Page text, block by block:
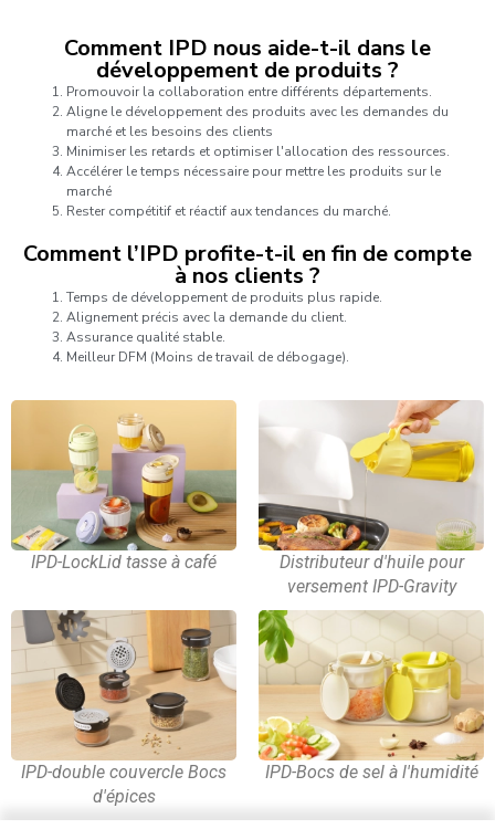
Comment IPD nous aide-t-il dans le
développement de produits ?
Promouvoir la collaboration entre différents départements.
Aligne le développement des produits avec les demandes du
marché et les besoins des clients
Minimiser les retards et optimiser l'allocation des ressources.
Accélérer le temps nécessaire pour mettre les produits sur le
marché
Rester compétitif et réactif aux tendances du marché.
Comment l’IPD profite-t-il en fin de compte
à nos clients ?
Temps de développement de produits plus rapide.
Alignement précis avec la demande du client.
Assurance qualité stable.
Meilleur DFM (Moins de travail de débogage).
IPD-LockLid tasse à café
Distributeur d'huile pour
versement IPD-Gravity
IPD-double couvercle Bocs
d'épices
IPD-Bocs de sel à l'humidité